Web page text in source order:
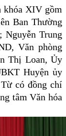
khóa XIV gồm
Ban Thường
Nguyễn Trung
Văn phòng
Thị Loan, Ủy
Huyện ủy
có đồng chí
tâm Văn hóa